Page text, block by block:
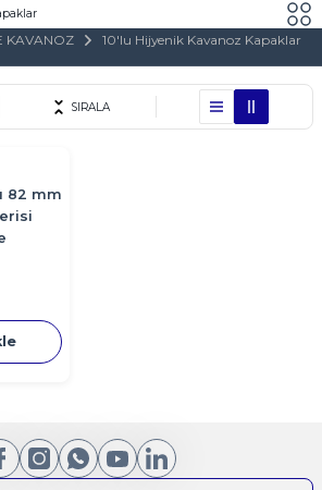
KAVANOZ 10'lu Hijyenik Kavanoz Kapaklar
SIRALA
82 mm